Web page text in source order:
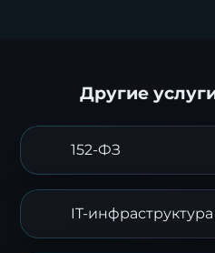
Другие
152-ФЗ
IT-инфраструктура